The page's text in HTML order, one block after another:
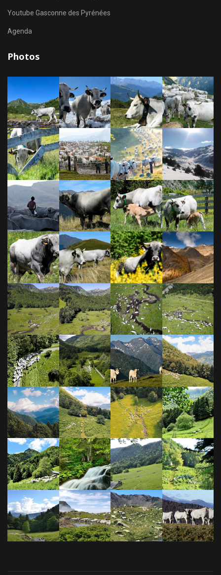
Youtube Gasconne des Pyrénées
Agenda
Photos